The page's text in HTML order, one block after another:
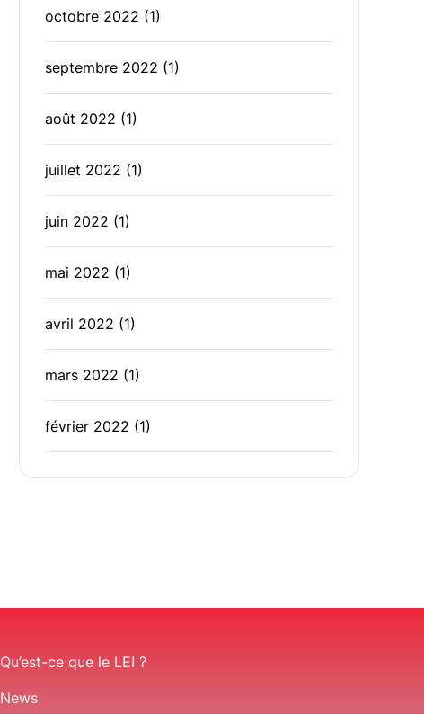
octobre 2022 (1)
septembre 2022 (1)
août 2022 (1)
juillet 2022 (1)
juin 2022 (1)
mai 2022 (1)
avril 2022 (1)
mars 2022 (1)
février 2022 (1)
Qu’est-ce que le LEI ?
News